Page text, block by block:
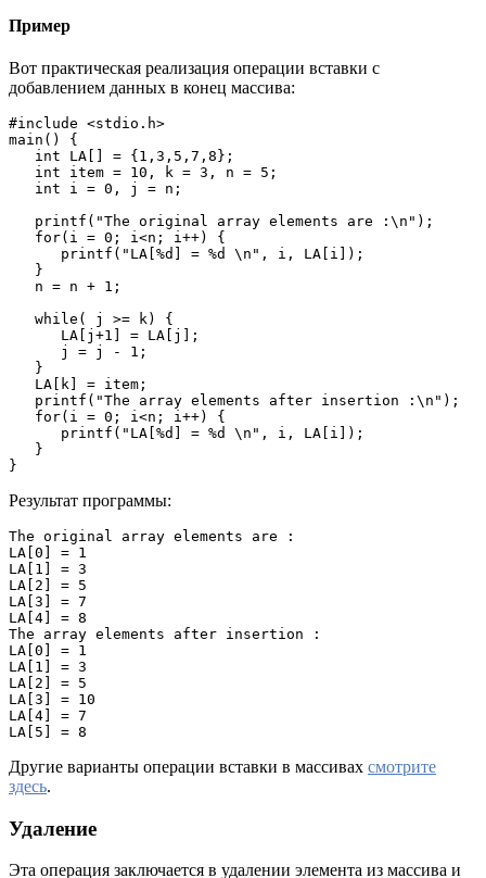
Пример
Вот практическая реализация операции вставки с
добавлением данных в конец массива:
#include <stdio.h>
main() {
}
Результат программы:
The original array elements are :
LA[0] = 1
LA[1] = 3
LA[2] = 5
LA[3] = 7
LA[4] = 8
The array elements after insertion :
LA[0] = 1
LA[1] = 3
LA[2] = 5
LA[3] = 10
LA[4] = 7
LA[5] = 8
Другие варианты операции вставки в массивах смотрите
здесь.
Удаление
Эта операция заключается в удалении элемента из массива и